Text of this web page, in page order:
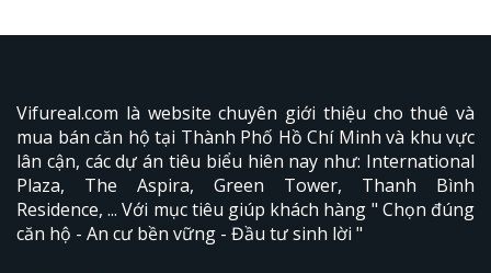
Vifureal.com là website chuyên giới thiệu cho thuê và
mua bán căn hộ tại Thành Phố Hồ Chí Minh và khu vực
lân cận, các dự án tiêu biểu hiên nay như: International
Plaza, The Aspira, Green Tower, Thanh Bình
Residence, ... Với mục tiêu giúp khách hàng " Chọn đúng
căn hộ - An cư bền vững - Đầu tư sinh lời "